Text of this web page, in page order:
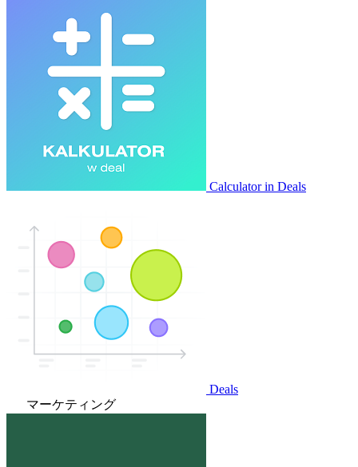
Calculator in Deals
Deals
マーケティング